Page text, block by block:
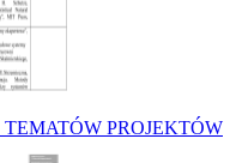
TEMATÓW PROJEKTÓW